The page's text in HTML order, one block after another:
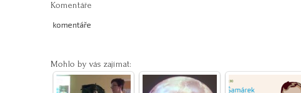
Komentáře
komentáře
Mohlo by vás zajímat: